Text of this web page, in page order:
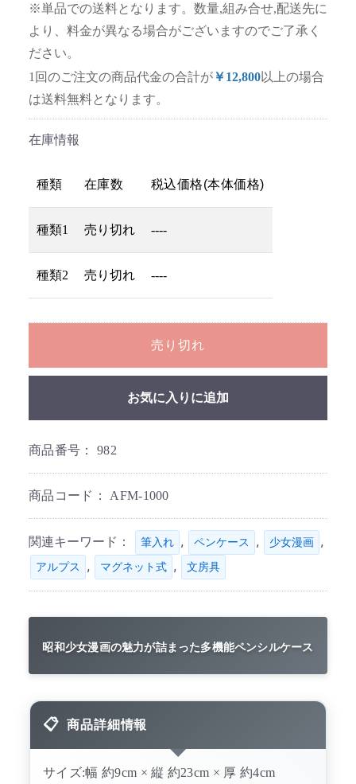
※単品での送料となります。数量,組み合せ,配送先に
より、料金が異なる場合がございますのでご了承く
ださい。
1回のご注文の商品代金の合計が￥12,800以上の場合
は送料無料となります。
在庫情報
種類 在庫数 税込価格(本体価格)
種類1 売り切れ ----
種類2 売り切れ ----
売り切れ
お気に入りに追加
商品番号： 982
商品コード： AFM-1000
関連キーワード： 筆入れ , ペンケース , 少女漫画 ,
アルプス , マグネット式 , 文房具
昭和少女漫画の魅力が詰まった多機能ペンシルケース
商品詳細情報
サイズ:幅 約9cm × 縦 約23cm × 厚 約4cm